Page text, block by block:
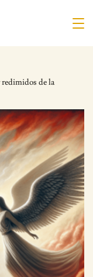
de la